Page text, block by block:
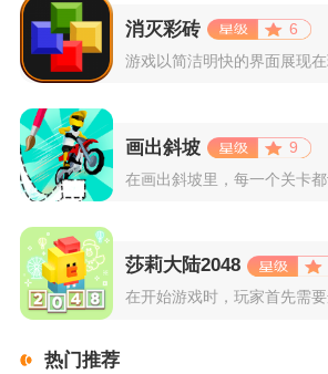
消灭彩砖
6
画出斜坡
9
莎莉大陆2048
热门推荐